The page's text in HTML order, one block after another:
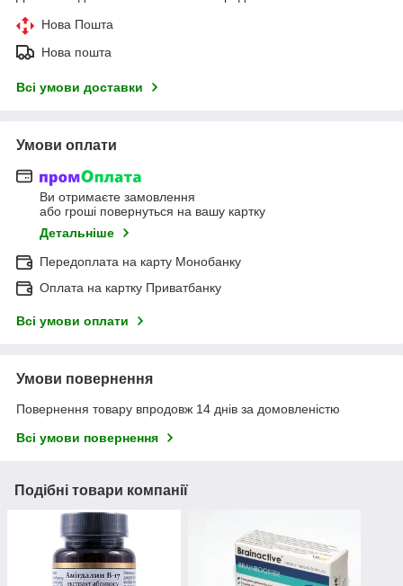
Нова Пошта
Нова пошта
Всі умови доставки
Умови оплати
Ви отримаєте замовлення
або гроші повернуться на вашу картку
Детальніше
Передоплата на карту Монобанку
Оплата на картку Приватбанку
Всі умови оплати
Умови повернення
Повернення товару впродовж 14 днів за домовленістю
Всі умови повернення
Подібні товари компанії